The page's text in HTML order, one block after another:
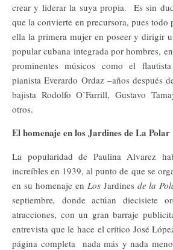
crear y liderar la suya propia. Es sin
que la convierte en precursora, pues
ella la primera mujer en poseer y dirigir
popular cubana integrada por hombres,
prominentes músicos como el
pianista Everardo Ordaz –años después
bajista Rodolfo O’Farrill, Gustavo
otros.
El homenaje en los Jardines de La Polar
La popularidad de Paulina Alvarez
increíbles en 1939, al punto de que se
en su homenaje en LosJardines de la
septiembre, donde actúan diecisiete
atracciones, con un gran barraje
entrevista que le hace el crítico José
página completa nada más y nada